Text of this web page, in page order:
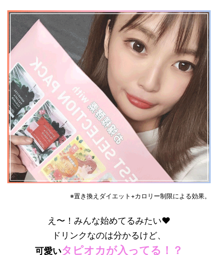
※置き換えダイエット+カロリー制限による効果。
え〜！みんな始めてるみたい❤
ドリンクなのは分かるけど、
可愛いタピオカが入ってる！？